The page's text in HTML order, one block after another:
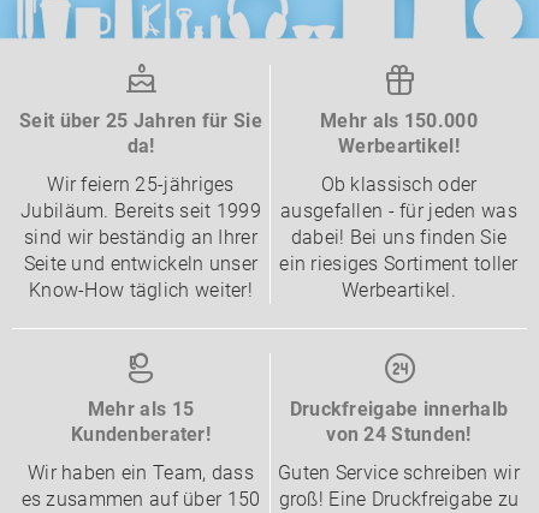
Seit über 25 Jahren für Sie
da!
Wir feiern 25-jähriges
Jubiläum. Bereits seit 1999
sind wir beständig an Ihrer
Seite und entwickeln unser
Know-How täglich weiter!
Mehr als 150.000
Werbeartikel!
Ob klassisch oder
ausgefallen - für jeden was
dabei! Bei uns finden Sie
ein riesiges Sortiment toller
Werbeartikel.
Mehr als 15
Kundenberater!
Wir haben ein Team, dass
es zusammen auf über 150
Druckfreigabe innerhalb
von 24 Stunden!
Guten Service schreiben wir
groß! Eine Druckfreigabe zu